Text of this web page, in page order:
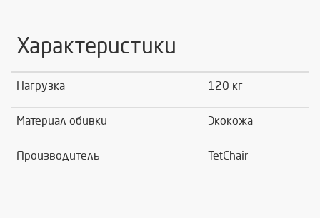
Характеристики
Нагрузка 120 кг
Материал обивки Экокожа
Производитель TetChair